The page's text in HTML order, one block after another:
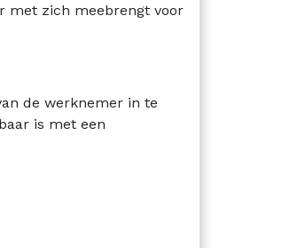
met zich meebrengt voor
de werknemer in te
is met een